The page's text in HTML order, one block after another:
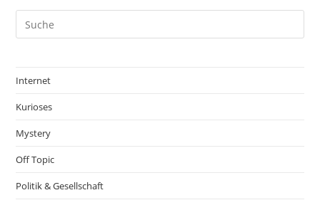
Internet
Kurioses
Mystery
Off Topic
Politik & Gesellschaft